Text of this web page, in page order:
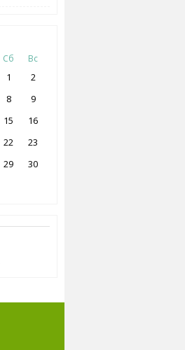
Сб Вс
1
2
8
9
15
16
22
23
29
30